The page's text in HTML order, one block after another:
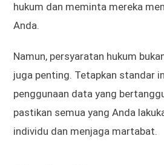
hukum dan meminta mereka
Anda.
Namun, persyaratan hukum
juga penting. Tetapkan standar
penggunaan data yang
pastikan semua yang Anda
individu dan menjaga martabat.